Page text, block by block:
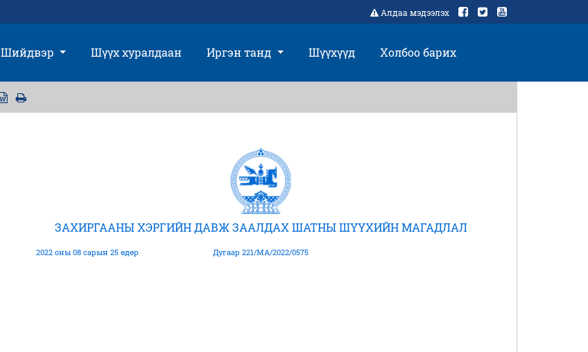
Алдаа мэдээлэх
Шийдвэр Шүүх хуралдаан Иргэн танд Шүүхүүд Холбоо барих
ЗАХИРГААНЫ ХЭРГИЙН ДАВЖ ЗААЛДАХ ШАТНЫ ШҮҮХИЙН МАГАДЛАЛ
2022 оны 08 сарын 25 өдөр Дугаар 221/МА/2022/0575